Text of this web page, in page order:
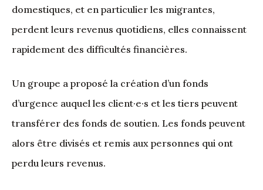
domestiques, et en particulier les migrantes,
perdent leurs revenus quotidiens, elles connaissent
rapidement des difficultés financières.
Un groupe a proposé la création d’un fonds
d’urgence auquel les client·e·s et les tiers peuvent
transférer des fonds de soutien. Les fonds peuvent
alors être divisés et remis aux personnes qui ont
perdu leurs revenus.